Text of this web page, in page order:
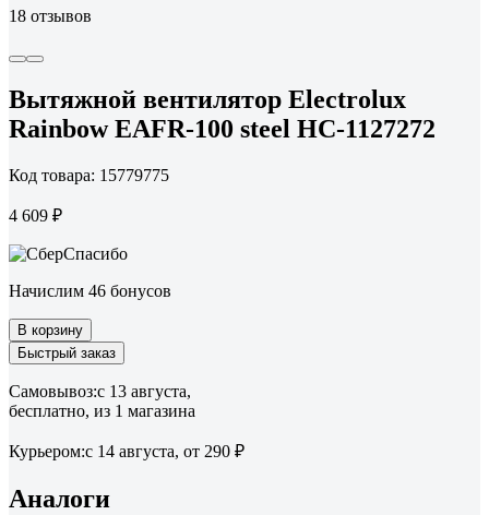
18 отзывов
Вытяжной вентилятор Electrolux
Rainbow EAFR-100 steel НС-1127272
Код товара: 15779775
4 609 ₽
Начислим 46 бонусов
В корзину
Быстрый заказ
Самовывоз:c 13 августа,
бесплатно, из 1 магазина
Курьером:c 14 августа, от 290 ₽
Аналоги